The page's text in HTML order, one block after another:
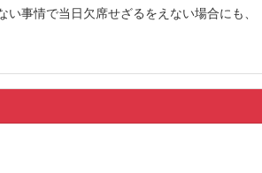
事情で当日欠席せざるをえない場合にも、